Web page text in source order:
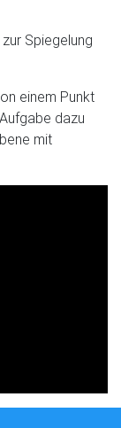
Spiegelung
einem Punkt
dazu
mit